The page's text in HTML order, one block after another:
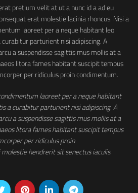
pretium velit at ut a nunc id a ad eu
erat molestie lacinia rhoncus. Nisi a
laoreet per a neque habitant leo
parturient nisi adipiscing. A
a suspendisse sagittis mus mollis at a
litora fames habitant suscipit tempus
per ridiculus proin condimentum.
laoreet per a neque habitant
a curabitur parturient nisi adipiscing. A
a suspendisse sagittis mus mollis at a
litora fames habitant suscipit tempus
per ridiculus proin
hendrerit sit senectus iaculis.